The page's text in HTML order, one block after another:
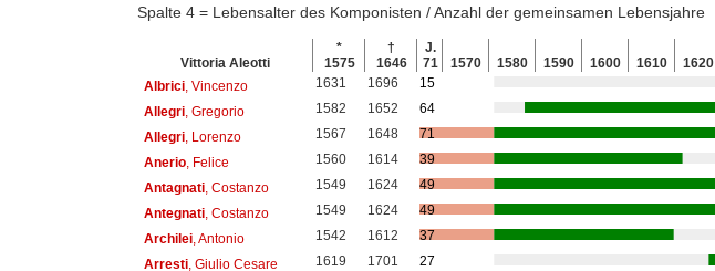
Spalte 4 = Lebensalter des Komponisten / Anzahl der gemeinsamen Lebensjahre
Vittoria Aleotti
*
1575
†
1646
J.
71
1570 1580 1590 1600 1610 1620
Albrici, Vincenzo 1631 1696
15
Allegri, Gregorio 1582 1652
64
Allegri, Lorenzo 1567 1648
71
Anerio, Felice 1560 1614
39
Antagnati, Costanzo 1549 1624
49
Antegnati, Costanzo 1549 1624
49
Archilei, Antonio 1542 1612
37
Arresti, Giulio Cesare 1619 1701
27